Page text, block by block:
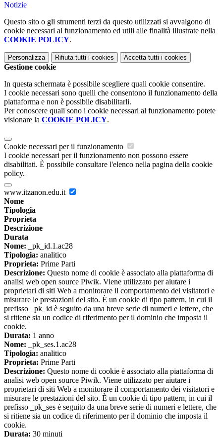
Notizie
Questo sito o gli strumenti terzi da questo utilizzati si avvalgono di
cookie necessari al funzionamento ed utili alle finalità illustrate nella
COOKIE POLICY.
Personalizza Rifiuta tutti i cookies Accetta tutti i cookies
Gestione cookie
In questa schermata è possibile scegliere quali cookie consentire.
I cookie necessari sono quelli che consentono il funzionamento della
piattaforma e non è possibile disabilitarli.
Per conoscere quali sono i cookie necessari al funzionamento potete
visionare la COOKIE POLICY.
Cookie necessari per il funzionamento
I cookie necessari per il funzionamento non possono essere
disabilitati. È possibile consultare l'elenco nella pagina della cookie
policy.
www.itzanon.edu.it
Nome
Tipologia
Proprieta
Descrizione
Durata
Nome: _pk_id.1.ac28
Tipologia: analitico
Proprieta: Prime Parti
Descrizione: Questo nome di cookie è associato alla piattaforma di
analisi web open source Piwik. Viene utilizzato per aiutare i
proprietari di siti Web a monitorare il comportamento dei visitatori e
misurare le prestazioni del sito. È un cookie di tipo pattern, in cui il
prefisso _pk_id è seguito da una breve serie di numeri e lettere, che
si ritiene sia un codice di riferimento per il dominio che imposta il
cookie.
Durata: 1 anno
Nome: _pk_ses.1.ac28
Tipologia: analitico
Proprieta: Prime Parti
Descrizione: Questo nome di cookie è associato alla piattaforma di
analisi web open source Piwik. Viene utilizzato per aiutare i
proprietari di siti Web a monitorare il comportamento dei visitatori e
misurare le prestazioni del sito. È un cookie di tipo pattern, in cui il
prefisso _pk_ses è seguito da una breve serie di numeri e lettere, che
si ritiene sia un codice di riferimento per il dominio che imposta il
cookie.
Durata: 30 minuti